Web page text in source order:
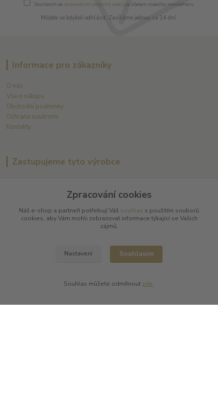
Souhlasím se zpracováním osobních údajůza účelem rozesílky newsletteru.
Můžete se kdykoli odhlásit. Zasíláme jednou za 14 dní.
Informace pro zákazníky
O nás
Vše o nákupu
Obchodní podmínky
Ochrana soukromí
Kontakty
Zastupujeme tyto výrobce
Chablis Daniel-Etienne Defaix
Champagne Charles Ellner
Zobrazit další výrobce →
Kde nás najdete
L PLUS - Miloslav Lerch
Zpracování cookies
Náš e-shop a partneři potřebují Váš souhlas s použitím souborů
cookies, aby Vám mohli zobrazovat informace týkající se Vašich
zájmů.
Nastavení Souhlasím
Souhlas můžete odmítnout zde.